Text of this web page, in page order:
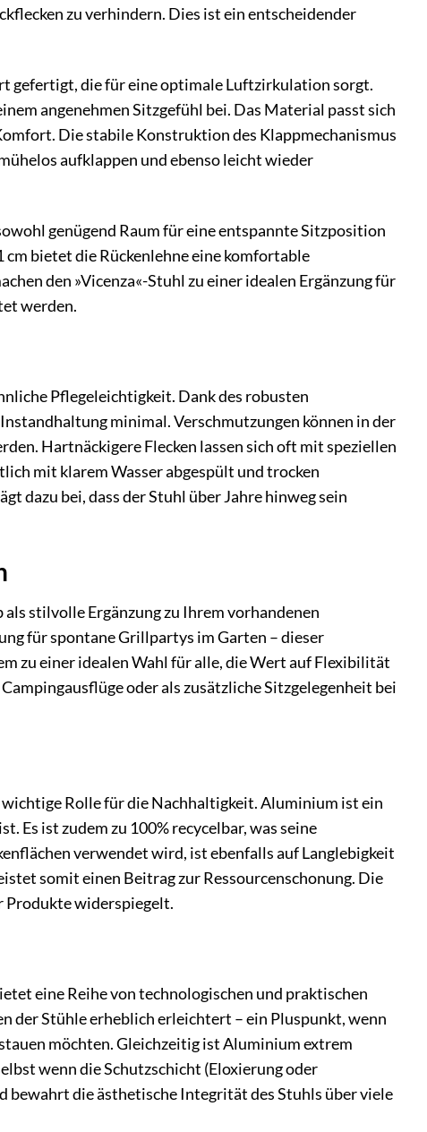
zu verhindern. Dies ist ein entscheidender
gefertigt, die für eine optimale Luftzirkulation sorgt.
angenehmen Sitzgefühl bei. Das Material passt sich
Die stabile Konstruktion des Klappmechanismus
aufklappen und ebenso leicht wieder
genügend Raum für eine entspannte Sitzposition
bietet die Rückenlehne eine komfortable
den »Vicenza«-Stuhl zu einer idealen Ergänzung für
werden.
Pflegeleichtigkeit. Dank des robusten
minimal. Verschmutzungen können in der
Hartnäckigere Flecken lassen sich oft mit speziellen
mit klarem Wasser abgespült und trocken
dazu bei, dass der Stuhl über Jahre hinweg sein
stilvolle Ergänzung zu Ihrem vorhandenen
für spontane Grillpartys im Garten – dieser
zu einer idealen Wahl für alle, die Wert auf Flexibilität
oder als zusätzliche Sitzgelegenheit bei
Rolle für die Nachhaltigkeit. Aluminium ist ein
Es ist zudem zu 100% recycelbar, was seine
verwendet wird, ist ebenfalls auf Langlebigkeit
somit einen Beitrag zur Ressourcenschonung. Die
Produkte widerspiegelt.
eine Reihe von technologischen und praktischen
der Stühle erheblich erleichtert – ein Pluspunkt, wenn
möchten. Gleichzeitig ist Aluminium extrem
wenn die Schutzschicht (Eloxierung oder
bewahrt die ästhetische Integrität des Stuhls über viele